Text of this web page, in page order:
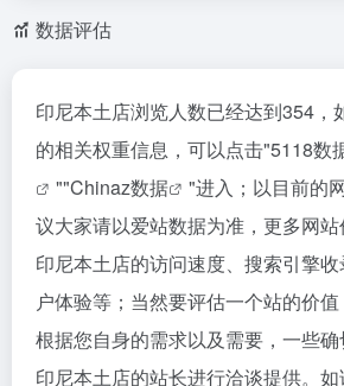
数据评估
印尼本土店浏览人数已经达到354，
的相关权重信息，可以点击"5118数
""Chinaz数据
"进入；以目前的
议大家请以爱站数据为准，更多网站
印尼本土店的访问速度、搜索引擎
户体验等；当然要评估一个站的价
根据您自身的需求以及需要，一些
印尼本土店的站长进行洽谈提供。如